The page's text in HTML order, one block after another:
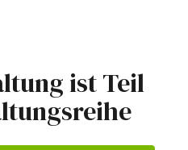
ist Teil